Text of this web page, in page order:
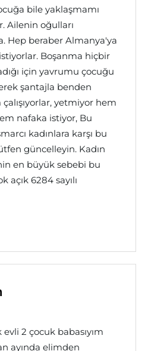
bile yaklaşmamı
Ailenin oğulları
Hep beraber Almanya'ya
Boşanma hiçbir
için yavrumu çocuğu
şantajla benden
yetmiyor hem
nafaka istiyor, Bu
kadınlara karşı bu
güncelleyin. Kadın
en büyük sebebi bu
açık 6284 sayılı
evli 2 çocuk babasıyım
ayında elimden